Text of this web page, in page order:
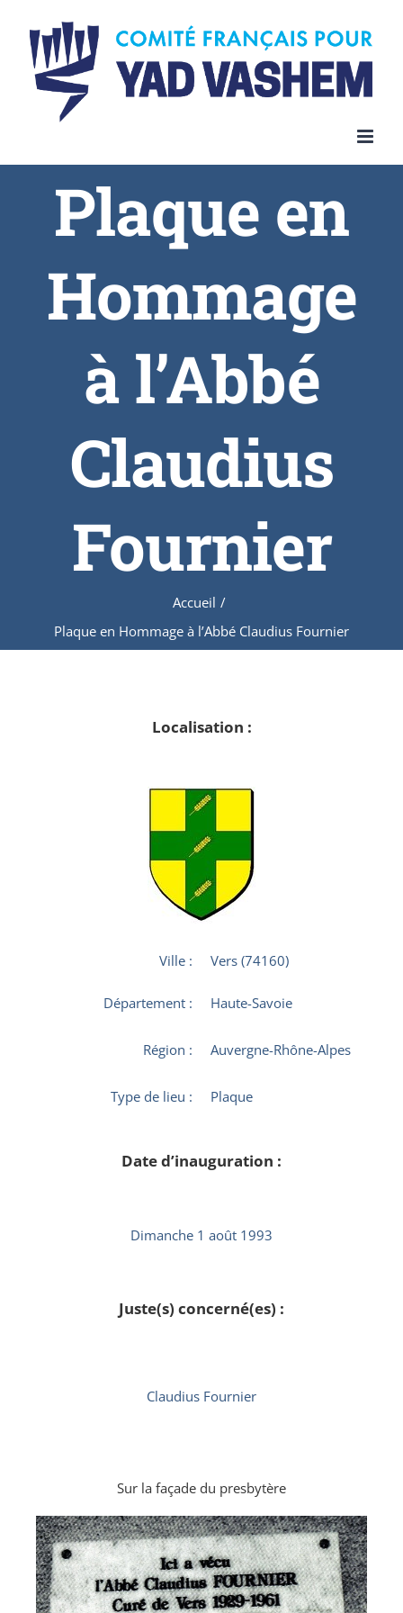
Plaque en
Hommage
à l’Abbé
Claudius
Fournier
Accueil /
Plaque en Hommage à l’Abbé Claudius Fournier
Localisation :
Ville : Vers (74160)
Département : Haute-Savoie
Région : Auvergne-Rhône-Alpes
Type de lieu : Plaque
Date d’inauguration :
Dimanche 1 août 1993
Juste(s) concerné(es) :
Claudius Fournier
Sur la façade du presbytère